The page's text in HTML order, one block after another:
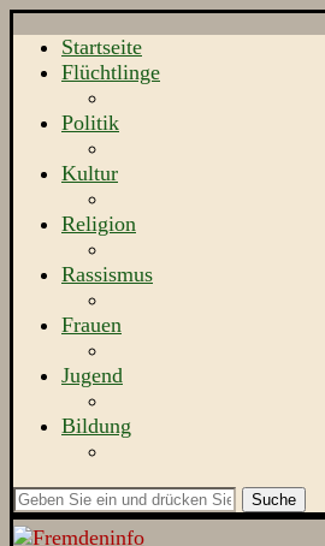
Startseite
Flüchtlinge
Politik
Kultur
Religion
Rassismus
Frauen
Jugend
Bildung
Suche